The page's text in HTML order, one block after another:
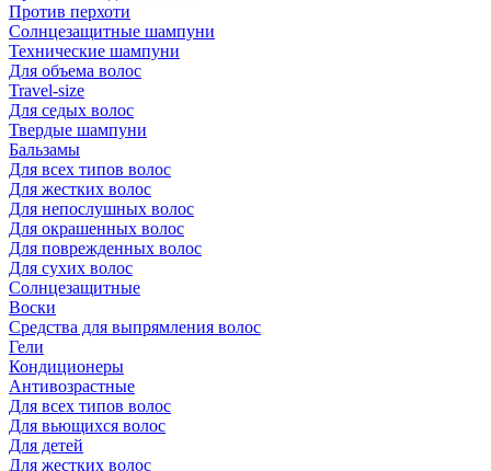
Против перхоти
Солнцезащитные шампуни
Технические шампуни
Для объема волос
Travel-size
Для седых волос
Твердые шампуни
Бальзамы
Для всех типов волос
Для жестких волос
Для непослушных волос
Для окрашенных волос
Для поврежденных волос
Для сухих волос
Солнцезащитные
Воски
Средства для выпрямления волос
Гели
Кондиционеры
Антивозрастные
Для всех типов волос
Для вьющихся волос
Для детей
Для жестких волос